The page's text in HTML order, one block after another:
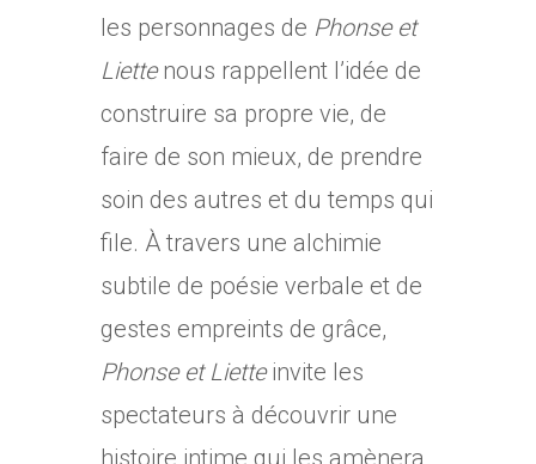
les personnages de Phonse et
Liettenous rappellent l’idée de
construire sa propre vie, de
faire de son mieux, de prendre
soin des autres et du temps qui
file. À travers une alchimie
subtile de poésie verbale et de
gestes empreints de grâce,
Phonse et Lietteinvite les
spectateurs à découvrir une
histoire intime qui les amènera